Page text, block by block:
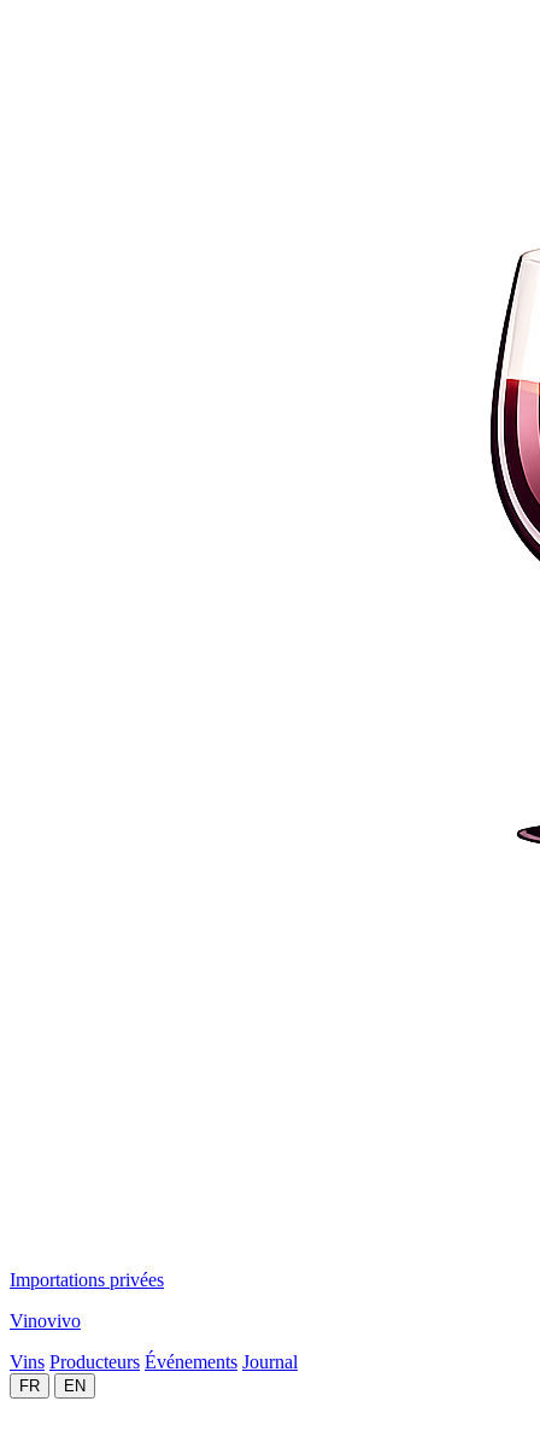
Importations privées
Vinovivo
Vins Producteurs Événements Journal
FR EN